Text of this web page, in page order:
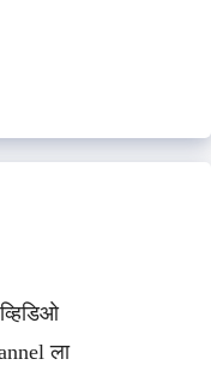
ला